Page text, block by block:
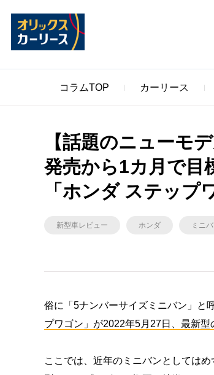
コラムTOP カーリース
【話題のニューモ
発売から1カ月で目
「ホンダ ステップ
新型車レビュー ホンダ ミニ
俗に「5ナンバーサイズミニバン」と
プワゴン」が2022年5月27日、最新型
ここでは、近年のミニバンとしては